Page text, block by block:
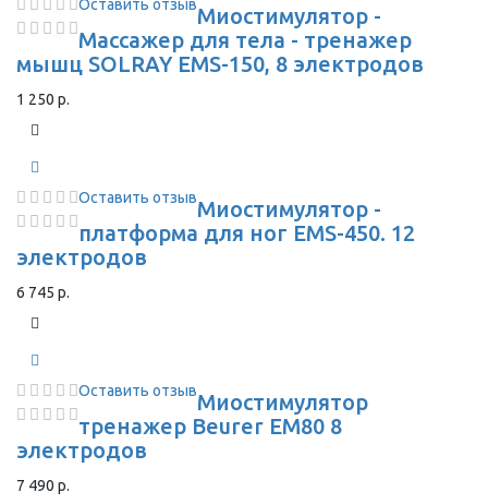
Оставить отзывМиостимулятор -
Массажер для тела - тренажер
мышц SOLRAY EMS-150, 8 электродов
1 250 р.
Оставить отзывМиостимулятор -
платформа для ног EMS-450. 12
электродов
6 745 р.
Оставить отзывМиостимулятор
тренажер Beurer EM80 8
электродов
7 490 р.